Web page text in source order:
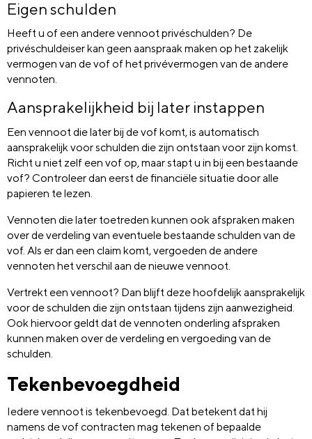
Eigen schulden
Heeft u of een andere vennoot privéschulden? De
privéschuldeiser kan geen aanspraak maken op het zakelijk
vermogen van de vof of het privévermogen van de andere
vennoten.
Aansprakelijkheid bij later instappen
Een vennoot die later bij de vof komt, is automatisch
aansprakelijk voor schulden die zijn ontstaan voor zijn komst.
Richt u niet zelf een vof op, maar stapt u in bij een bestaande
vof? Controleer dan eerst de financiële situatie door alle
papieren te lezen.
Vennoten die later toetreden kunnen ook afspraken maken
over de verdeling van eventuele bestaande schulden van de
vof. Als er dan een claim komt, vergoeden de andere
vennoten het verschil aan de nieuwe vennoot.
Vertrekt een vennoot? Dan blijft deze hoofdelijk aansprakelijk
voor de schulden die zijn ontstaan tijdens zijn aanwezigheid.
Ook hiervoor geldt dat de vennoten onderling afspraken
kunnen maken over de verdeling en vergoeding van de
schulden.
Tekenbevoegdheid
Iedere vennoot is tekenbevoegd. Dat betekent dat hij
namens de vof contracten mag tekenen of bepaalde